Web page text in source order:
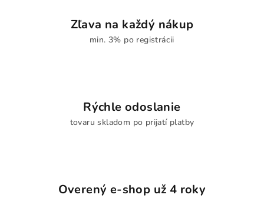
Zľava na každý nákup
min. 3% po registrácii
Rýchle odoslanie
tovaru skladom po prijatí platby
Overený e-shop už 4 roky